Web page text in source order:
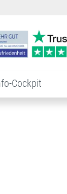
Cockpit